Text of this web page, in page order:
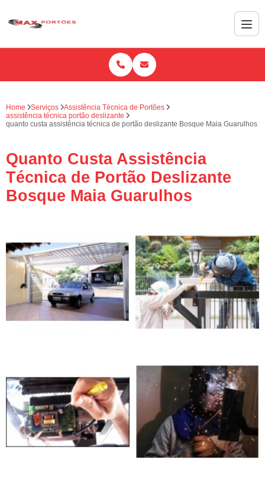
Home Serviços
Assistência Técnica de Portões
assistência técnica portão deslizante
quanto custa assistência técnica de portão deslizante Bosque Maia Guarulhos
Quanto Custa Assistência
Técnica de Portão Deslizante
Bosque Maia Guarulhos